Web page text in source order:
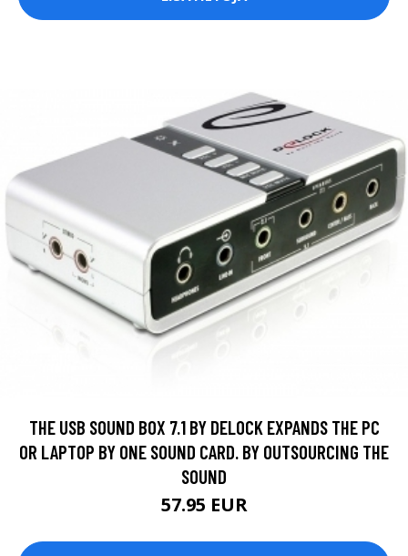
THE USB SOUND BOX 7.1 BY DELOCK EXPANDS THE PC
OR LAPTOP BY ONE SOUND CARD. BY OUTSOURCING THE
SOUND
57.95 EUR